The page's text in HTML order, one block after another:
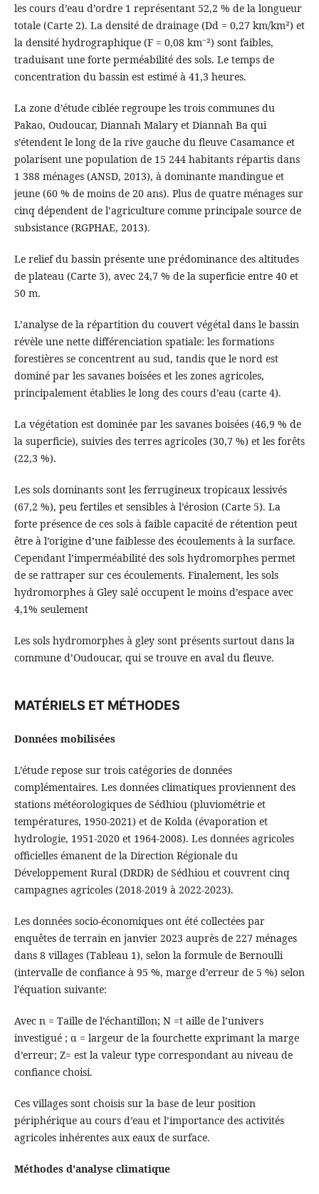
les cours d’eau d’ordre 1 représentant 52,2 % de la longueur
totale (Carte 2). La densité de drainage (Dd = 0,27 km/km²) et
la densité hydrographique (F = 0,08 km⁻²) sont faibles,
traduisant une forte perméabilité des sols. Le temps de
concentration du bassin est estimé à 41,3 heures.
La zone d’étude ciblée regroupe les trois communes du
Pakao, Oudoucar, Diannah Malary et Diannah Ba qui
s’étendent le long de la rive gauche du fleuve Casamance et
polarisent une population de 15 244 habitants répartis dans
1 388 ménages (ANSD, 2013), à dominante mandingue et
jeune (60 % de moins de 20 ans). Plus de quatre ménages sur
cinq dépendent de l’agriculture comme principale source de
subsistance (RGPHAE, 2013).
Le relief du bassin présente une prédominance des altitudes
de plateau (Carte 3), avec 24,7 % de la superficie entre 40 et
50 m.
L’analyse de la répartition du couvert végétal dans le bassin
révèle une nette différenciation spatiale: les formations
forestières se concentrent au sud, tandis que le nord est
dominé par les savanes boisées et les zones agricoles,
principalement établies le long des cours d’eau (carte 4).
La végétation est dominée par les savanes boisées (46,9 % de
la superficie), suivies des terres agricoles (30,7 %) et les forêts
(22,3 %).
Les sols dominants sont les ferrugineux tropicaux lessivés
(67,2 %), peu fertiles et sensibles à l’érosion (Carte 5). La
forte présence de ces sols à faible capacité de rétention peut
être à l’origine d’une faiblesse des écoulements à la surface.
Cependant l’imperméabilité des sols hydromorphes permet
de se rattraper sur ces écoulements. Finalement, les sols
hydromorphes à Gley salé occupent le moins d’espace avec
4,1% seulement
Les sols hydromorphes à gley sont présents surtout dans la
commune d’Oudoucar, qui se trouve en aval du fleuve.
MATÉRIELS ET MÉTHODES
Données mobilisées
L’étude repose sur trois catégories de données
complémentaires. Les données climatiques proviennent des
stations météorologiques de Sédhiou (pluviométrie et
températures, 1950-2021) et de Kolda (évaporation et
hydrologie, 1951-2020 et 1964-2008). Les données agricoles
officielles émanent de la Direction Régionale du
Développement Rural (DRDR) de Sédhiou et couvrent cinq
campagnes agricoles (2018-2019 à 2022-2023).
Les données socio-économiques ont été collectées par
enquêtes de terrain en janvier 2023 auprès de 227 ménages
dans 8 villages (Tableau 1), selon la formule de Bernoulli
(intervalle de confiance à 95 %, marge d’erreur de 5 %) selon
l’équation suivante:
Avec n = Taille de l’échantillon; N =t aille de l’univers
investigué ; α = largeur de la fourchette exprimant la marge
d’erreur; Z= est la valeur type correspondant au niveau de
confiance choisi.
Ces villages sont choisis sur la base de leur position
périphérique au cours d’eau et l’importance des activités
agricoles inhérentes aux eaux de surface.
Méthodes d'analyse climatique